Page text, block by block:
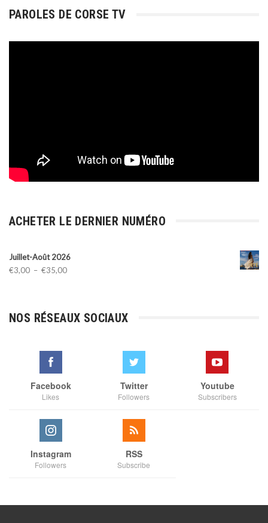
PAROLES DE CORSE TV
ACHETER LE DERNIER NUMÉRO
Juillet-Août 2026
€3,00 – €35,00Plage
à
NOS RÉSEAUX SOCIAUX
Facebook
Likes
Twitter
Followers
Youtube
Subscribers
Instagram
Followers
RSS
Subscribe